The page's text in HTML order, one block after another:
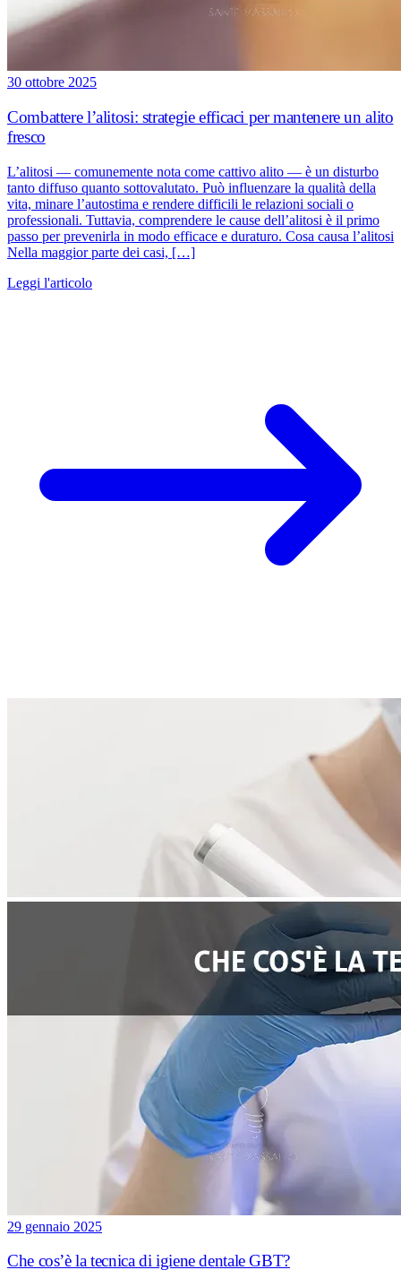
30 ottobre 2025
Combattere l’alitosi: strategie efficaci per mantenere un alito
fresco
L’alitosi — comunemente nota come cattivo alito — è un disturbo
tanto diffuso quanto sottovalutato. Può influenzare la qualità della
vita, minare l’autostima e rendere difficili le relazioni sociali o
professionali. Tuttavia, comprendere le cause dell’alitosi è il primo
passo per prevenirla in modo efficace e duraturo. Cosa causa l’alitosi
Nella maggior parte dei casi, […]
Leggi l'articolo
29 gennaio 2025
Che cos’è la tecnica di igiene dentale GBT?